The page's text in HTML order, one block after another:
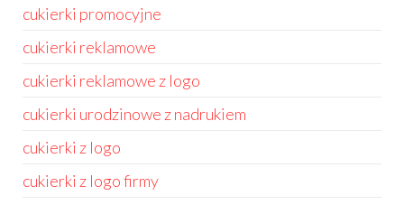
cukierki promocyjne
cukierki reklamowe
cukierki reklamowe z logo
cukierki urodzinowe z nadrukiem
cukierki z logo
cukierki z logo firmy